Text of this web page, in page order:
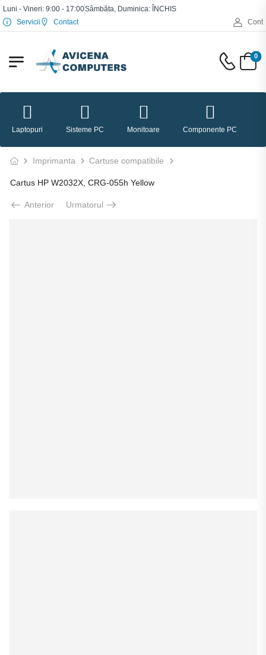
Luni - Vineri: 9:00 - 17:00Sâmbăta, Duminica: ÎNCHIS
Servicii
Contact Cont
0
Laptopuri Sisteme PC Monitoare Componente PC
Imprimanta Cartuse compatibile
Cartus HP W2032X, CRG-055h Yellow
Anterior Urmatorul